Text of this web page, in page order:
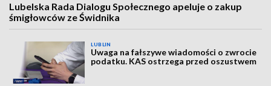
Lubelska Rada Dialogu Społecznego apeluje o zakup
śmigłowców ze Świdnika
LUBLIN
Uwaga na fałszywe wiadomości o zwrocie
podatku. KAS ostrzega przed oszustwem